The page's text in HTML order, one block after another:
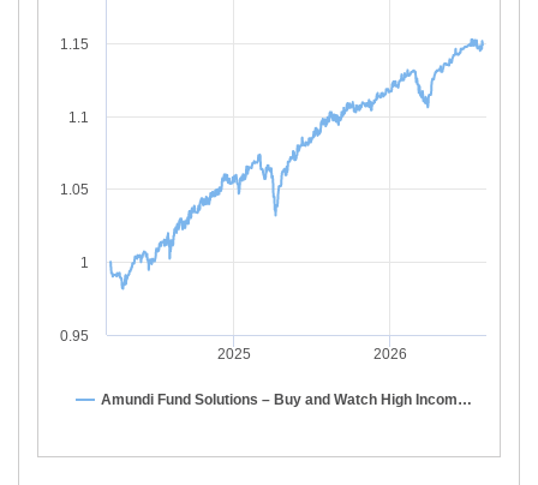
Amundi Fund Solutions – Buy and Watch High Incom…
2025 2026
0.95
1
1.05
1.1
1.15